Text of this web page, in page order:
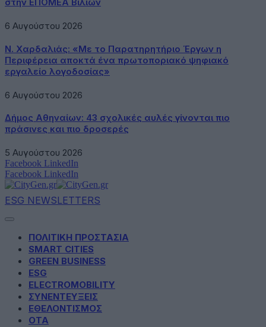
6 Αυγούστου 2026
Ν. Χαρδαλιάς: «Με το Παρατηρητήριο Έργων η
Περιφέρεια αποκτά ένα πρωτοποριακό ψηφιακό
εργαλείο λογοδοσίας»
6 Αυγούστου 2026
Δήμος Αθηναίων: 43 σχολικές αυλές γίνονται πιο
πράσινες και πιο δροσερές
5 Αυγούστου 2026
Facebook LinkedIn
Facebook LinkedIn
ESG NEWSLETTERS
ΠΟΛΙΤΙΚΗ ΠΡΟΣΤΑΣΙΑ
SMART CITIES
GREEN BUSINESS
ESG
ELECTROMOBILITY
ΣΥΝΕΝΤΕΥΞΕΙΣ
ΕΘΕΛΟΝΤΙΣΜΟΣ
ΟΤΑ